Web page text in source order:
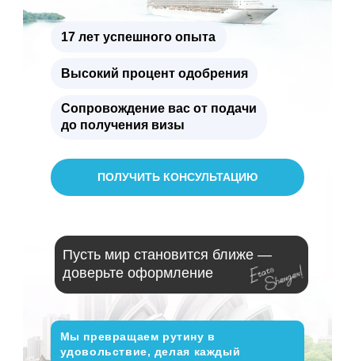
17 лет успешного опыта
Сопровождение вас от подачи
до получения визы
ПОЛУЧИТЬ КОНСУЛЬТАЦИЮ
Пусть мир становится ближе —
доверьте оформление
Мы превращаем рутину в
удовольствие, делая каждый
Высокий процент одобрения